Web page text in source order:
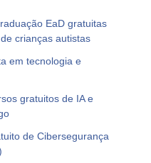
EaD gratuitas
crianças autistas
em tecnologia e
gratuitos de IA e
de Cibersegurança